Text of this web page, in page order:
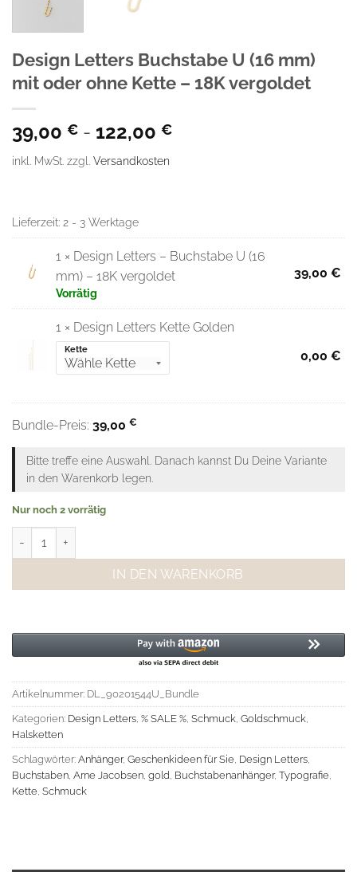
Design Letters Buchstabe U (16 mm)
mit oder ohne Kette – 18K vergoldet
39,00 € - 122,00 €
inkl. MwSt. zzgl. Versandkosten
Lieferzeit: 2 - 3 Werktage
1 × Design Letters – Buchstabe U (16
mm) – 18K vergoldet
Vorrätig
39,00 €
1 × Design Letters Kette Golden
Kette 0,00 €
Bundle-Preis: 39,00 €
Bitte treffe eine Auswahl. Danach kannst Du Deine Variante
in den Warenkorb legen.
Nur noch 2 vorrätig
IN DEN WARENKORB
Artikelnummer: DL_90201544U_Bundle
Kategorien: Design Letters, % SALE %, Schmuck, Goldschmuck,
Halsketten
Schlagwörter: Anhänger, Geschenkideen für Sie, Design Letters,
Buchstaben, Arne Jacobsen, gold, Buchstabenanhänger, Typografie,
Kette, Schmuck